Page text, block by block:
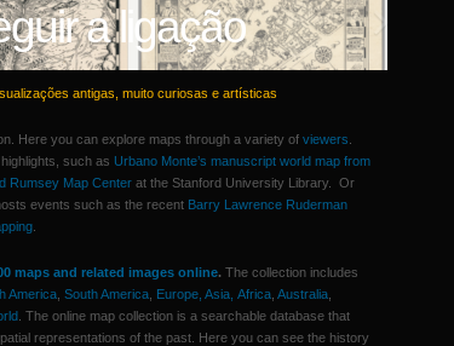
a ligação
antigas, muito curiosas e artísticas
Here you can explore maps through a variety of viewers
such as Urbano Monte’s manuscript world map from
Rumsey Map Center at the Stanford University Library. Or
events such as the recent Barry Lawrence Ruderman
maps and related images online. The collection includes
America South America Europe, Asia, Africa Australia
. The online map collection is a searchable database that
representations of the past. Here you can see the history